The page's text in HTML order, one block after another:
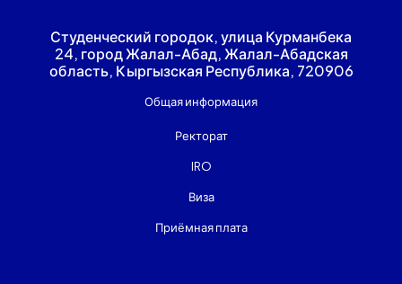
Студенческий городок, улица Курманбека
24, город Жалал-Абад, Жалал-Абадская
область, Кыргызская Республика, 720906
Общая информация
Ректорат
IRO
Виза
Приёмная плата